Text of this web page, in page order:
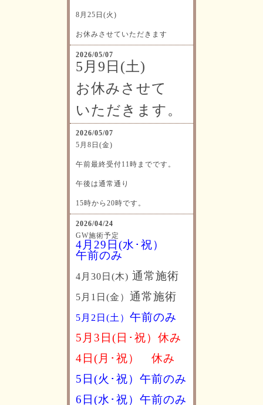
8月25日(火)
お休みさせていただきます
2026/05/07
5月9日(土)
お休みさせて
いただきます。
2026/05/07
5月8日(金)
午前最終受付11時までです。
午後は通常通り
15時から20時です。
2026/04/24
GW施術予定
4月29日(水･祝）
午前のみ
4月30日(木) 通常施術
5月1日(金） 通常施術
5月2日(土） 午前のみ
5月3日(日･祝）休み
4日(月･祝） 休み
5日(火･祝）午前のみ
6日(水･祝） 午前のみ